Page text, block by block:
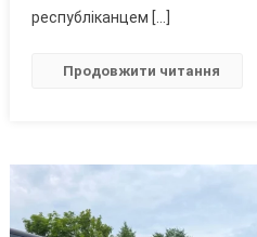
Санкцій»
Щодо
республіканцем […]
Продовжити читання